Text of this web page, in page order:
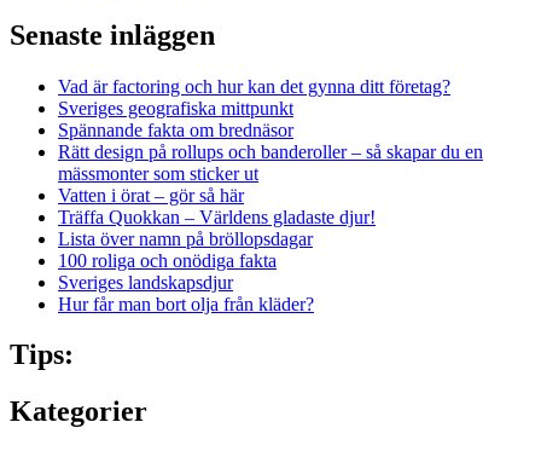
Senaste inläggen
Vad är factoring och hur kan det gynna ditt företag?
Sveriges geografiska mittpunkt
Spännande fakta om brednäsor
Rätt design på rollups och banderoller – så skapar du en
mässmonter som sticker ut
Vatten i örat – gör så här
Träffa Quokkan – Världens gladaste djur!
Lista över namn på bröllopsdagar
100 roliga och onödiga fakta
Sveriges landskapsdjur
Hur får man bort olja från kläder?
Tips:
Kategorier